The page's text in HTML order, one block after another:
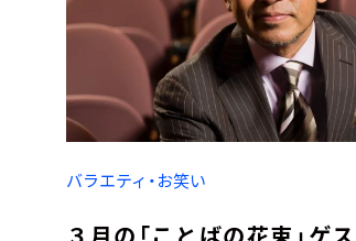
バラエティ・お笑い